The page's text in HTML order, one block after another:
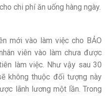
chi phí ăn uống hàng ngày.
mới vào làm việc cho BẢO
viên vào làm chưa được
làm việc. Như vậy sau 30
không thuộc đối tượng này
lãnh lương một lần. Trong